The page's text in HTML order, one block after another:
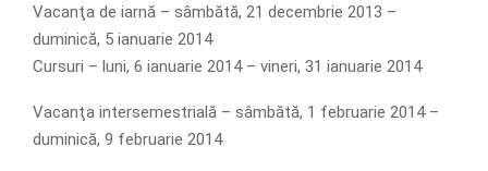
Vacanţa de iarnă – sâmbătă, 21 decembrie 2013 –
duminică, 5 ianuarie 2014
Cursuri – luni, 6 ianuarie 2014 – vineri, 31 ianuarie 2014
Vacanţa intersemestrială – sâmbătă, 1 februarie 2014 –
duminică, 9 februarie 2014